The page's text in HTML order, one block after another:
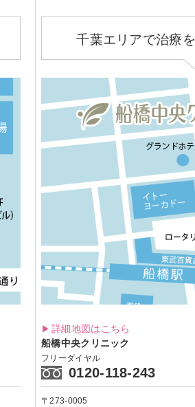
千葉エリアで治療
詳細地図はこちら
船橋中央クリニック
フリーダイヤル
0120-118-243
〒273-0005